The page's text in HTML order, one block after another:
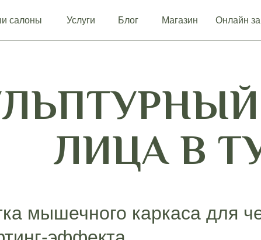
салоны Услуги Магазин Онлайн
Блог
мышечного каркаса для
ЛИЦА В